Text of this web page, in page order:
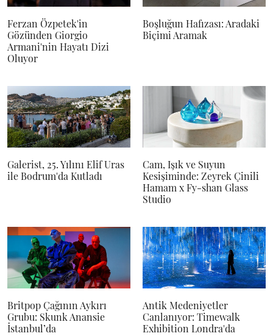
Ferzan Özpetek'in
Gözünden Giorgio
Armani'nin Hayatı Dizi
Oluyor
Boşluğun Hafızası: Aradaki
Biçimi Aramak
Galerist, 25. Yılını Elif Uras
ile Bodrum'da Kutladı
Cam, Işık ve Suyun
Kesişiminde: Zeyrek Çinili
Hamam x Fy-shan Glass
Studio
Britpop Çağının Aykırı
Grubu: Skunk Anansie
İstanbul’da
Antik Medeniyetler
Canlanıyor: Timewalk
Exhibition Londra'da